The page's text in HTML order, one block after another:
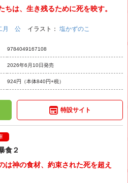
ちは、生き残るために死を映す。
月 公 イラスト： 塩かずのこ
9784049167108
2026年6月10日発売
924円 （本体840円+税）
特設サイト
食２
は神の食材、約束された死を超え